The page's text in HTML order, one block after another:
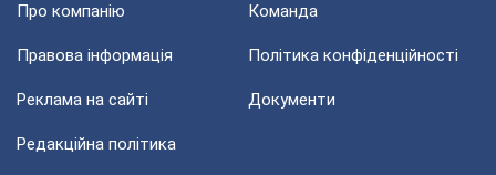
Про компанію Команда
Правова інформація Політика конфіденційності
Реклама на сайті Документи
Редакційна політика